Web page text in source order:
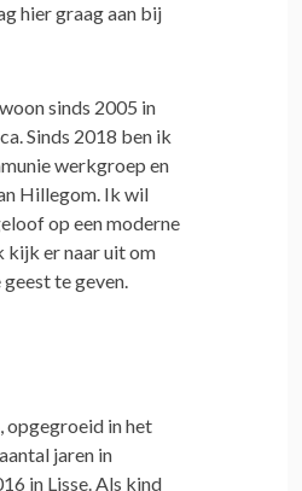
hier graag aan bij
sinds 2005 in
Sinds 2018 ben ik
werkgroep en
Hillegom. Ik wil
op een moderne
kijk er naar uit om
te geven.
opgegroeid in het
jaren in
in Lisse. Als kind